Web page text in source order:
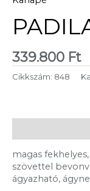
339.800 Ft
Cikkszám: 848
magas
szövettel
ágyazható,